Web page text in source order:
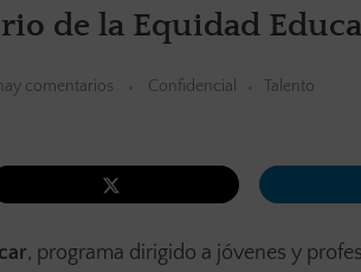
de la Equidad
comentarios Confidencial Talento
, programa dirigido a jóvenes y